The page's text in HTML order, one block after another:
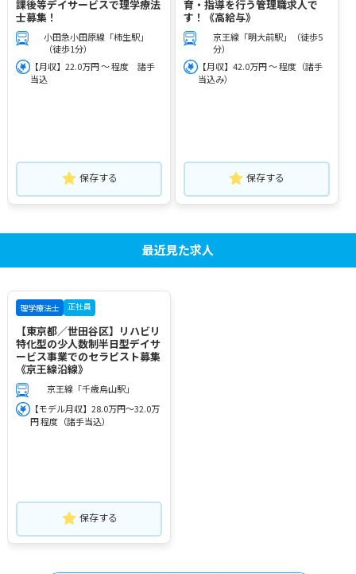
課後等デイサービスで理学療法
士募集！
小田急小田原線「柿生駅」
（徒歩1分）
【月収】22.0万円 ～ 程度 諸手
当込
保存する
育・指導を行う管理職求人で
す！《高給与》
京王線「明大前駅」（徒歩5
分）
【月収】42.0万円 ～ 程度（諸手
当込み）
保存する
最近見た求人
理学療法士 正社員
【東京都／世田谷区】リハビリ
特化型の少人数制半日型デイサ
ービス事業でのセラピスト募集
《京王線沿線》
京王線「千歳烏山駅」
【モデル月収】28.0万円～32.0万
円 程度（諸手当込）
保存する